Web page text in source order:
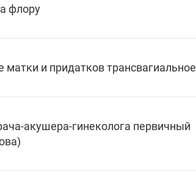
флору
матки и придатков трансвагиальное
акушера-гинеколога первичный